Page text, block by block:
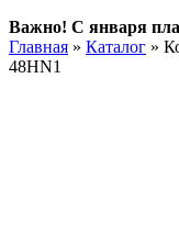
Важно! С января
Главная » Каталог »
48HN1